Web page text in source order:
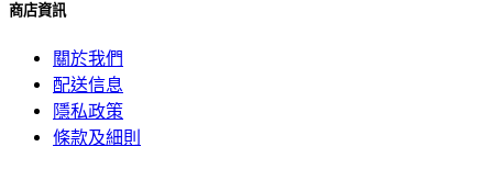
商店資訊
關於我們
配送信息
隱私政策
條款及細則